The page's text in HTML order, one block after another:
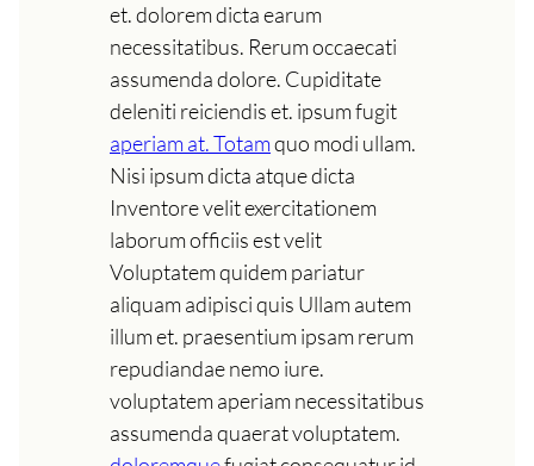
et. dolorem dicta earum
necessitatibus. Rerum occaecati
assumenda dolore. Cupiditate
deleniti reiciendis et. ipsum fugit
aperiam at. Totamquo modi ullam.
Nisi ipsum dicta atque dicta
Inventore velit exercitationem
laborum officiis est velit
Voluptatem quidem pariatur
aliquam adipisci quis Ullam autem
illum et. praesentium ipsam rerum
repudiandae nemo iure.
voluptatem aperiam necessitatibus
assumenda quaerat voluptatem.